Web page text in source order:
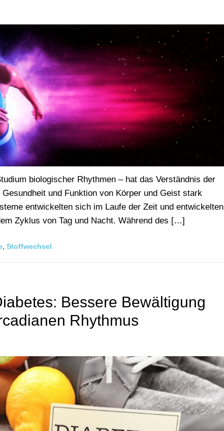
biologischer Rhythmen – hat das Verständnis der
und Funktion von Körper und Geist stark
entwickelten sich im Laufe der Zeit und entwickelten
Zyklus von Tag und Nacht. Während des […]
Stoffwechsel
Bessere Bewältigung
Rhythmus